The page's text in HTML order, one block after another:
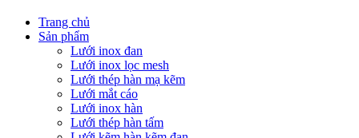
Trang chủ
Sản phẩm
Lưới inox đan
Lưới inox lọc mesh
Lưới thép hàn mạ kẽm
Lưới mắt cáo
Lưới inox hàn
Lưới thép hàn tấm